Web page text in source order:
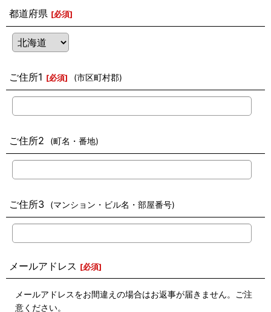
都道府県 [必須]
ご住所1 [必須] (市区町村郡)
ご住所2 (町名・番地)
ご住所3 (マンション・ビル名・部屋番号)
メールアドレス [必須]
メールアドレスをお間違えの場合はお返事が届きません。ご注
意ください。